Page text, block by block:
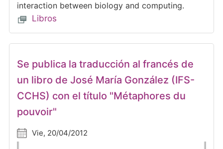
interaction between biology and computing.
Libros
Se publica la traducción al francés de
un libro de José María González (IFS-
CCHS) con el título "Métaphores du
pouvoir"
Vie, 20/04/2012